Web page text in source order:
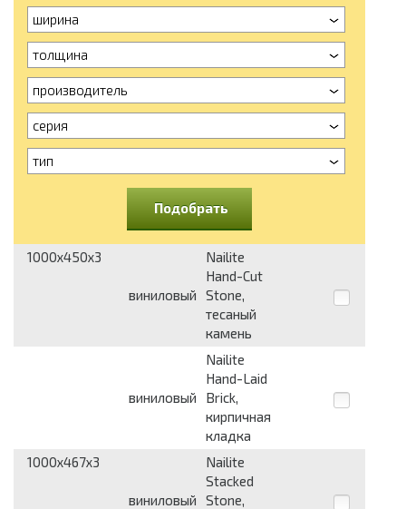
ширина
толщина
производитель
серия
тип
Подобрать
1000x450x3
виниловый
Nailite
Hand-Cut
Stone,
тесаный
камень
виниловый
Nailite
Hand-Laid
Brick,
кирпичная
кладка
1000x467x3
виниловый
Nailite
Stacked
Stone,